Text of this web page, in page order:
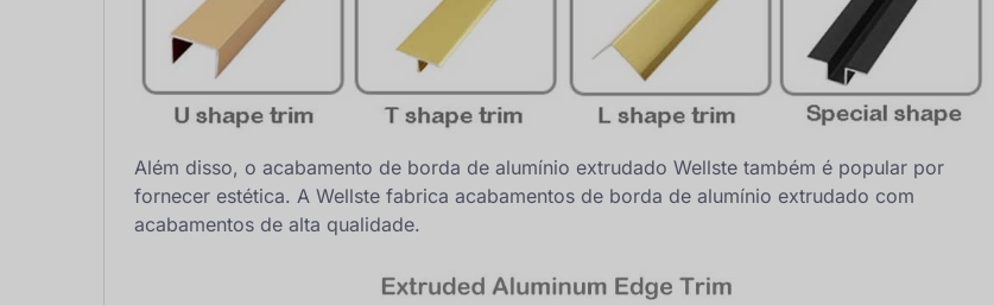
Além disso, o acabamento de borda de alumínio extrudado Wellste também é popular por
fornecer estética. A Wellste fabrica acabamentos de borda de alumínio extrudado com
acabamentos de alta qualidade.